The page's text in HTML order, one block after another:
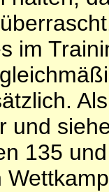
im
und
135